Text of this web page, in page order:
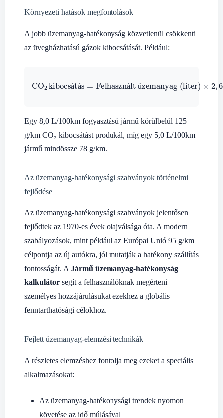
Környezeti hatások megfontolások
A jobb üzemanyag-hatékonyság közvetlenül csökkenti
az üvegházhatású gázok kibocsátását. Például:
á á á ü
CO2kibocsátás =
Felhasznált üzemanyag (liter) ×2,64kg CO2/l
Egy 8,0 L/100km fogyasztású jármű körülbelül 125
g/km CO₂ kibocsátást produkál, míg egy 5,0 L/100km
jármű mindössze 78 g/km.
Az üzemanyag-hatékonysági szabványok történelmi
fejlődése
Az üzemanyag-hatékonysági szabványok jelentősen
fejlődtek az 1970-es évek olajválsága óta. A modern
szabályozások, mint például az Európai Unió 95 g/km
célpontja az új autókra, jól mutatják a hatékony szállítás
fontosságát. A Jármű üzemanyag-hatékonyság
kalkulátor segít a felhasználóknak megérteni
személyes hozzájárulásukat ezekhez a globális
fenntarthatósági célokhoz.
Fejlett üzemanyag-elemzési technikák
A részletes elemzéshez fontolja meg ezeket a speciális
alkalmazásokat:
Az üzemanyag-hatékonysági trendek nyomon
követése az idő múlásával